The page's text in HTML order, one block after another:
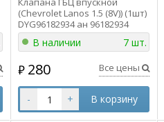
(Chevrolet Lanos 1.5 (8V)) (1шт)
DYG96182934 ан 96182934
В наличии 7 шт.
₽ 280 Все цены
- + В корзину